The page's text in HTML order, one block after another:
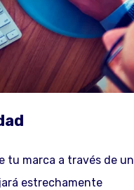
tu marca a través de un
estrechamente